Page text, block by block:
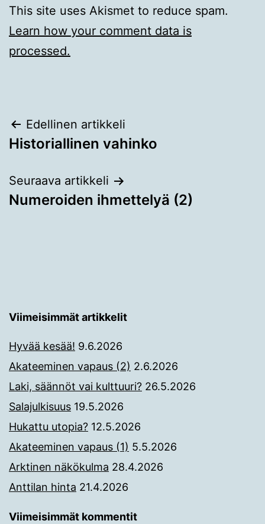
This site uses Akismet to reduce spam.
Learn how your comment data is
processed.
Artikkelien
selaus
Edellinen artikkeli
Historiallinen vahinko
Seuraava artikkeli
Numeroiden ihmettelyä (2)
Viimeisimmät artikkelit
Hyvää kesää! 9.6.2026
Akateeminen vapaus (2) 2.6.2026
Laki, säännöt vai kulttuuri? 26.5.2026
Salajulkisuus 19.5.2026
Hukattu utopia? 12.5.2026
Akateeminen vapaus (1) 5.5.2026
Arktinen näkökulma 28.4.2026
Anttilan hinta 21.4.2026
Viimeisimmät kommentit